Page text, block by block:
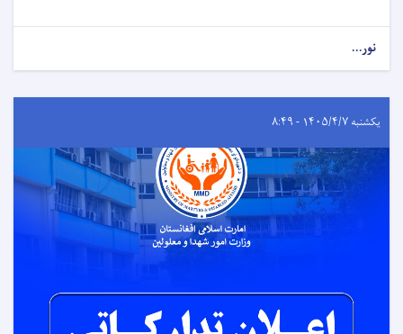
نور...
یکشنبه ۱۴۰۵/۴/۷ - ۸:۴۹